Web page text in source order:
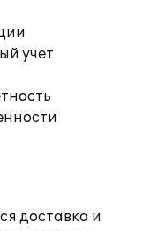
учет
доставка и